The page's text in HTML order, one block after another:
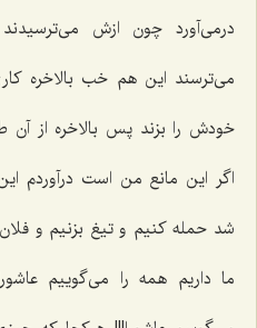
درمی‌آورد چون ازش
می‌ترسند این هم خب بالاخره
خودش را بزند پس بالاخره از
اگر این مانع من است درآوردم
شد حمله كنیم و تیغ بزنیم و
ما داریم همه را می‌گوییم